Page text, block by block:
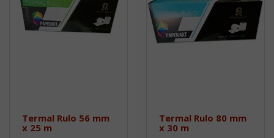
Termal Rulo 56 mm
x 25 m
Termal Rulo 80 mm
x 30 m